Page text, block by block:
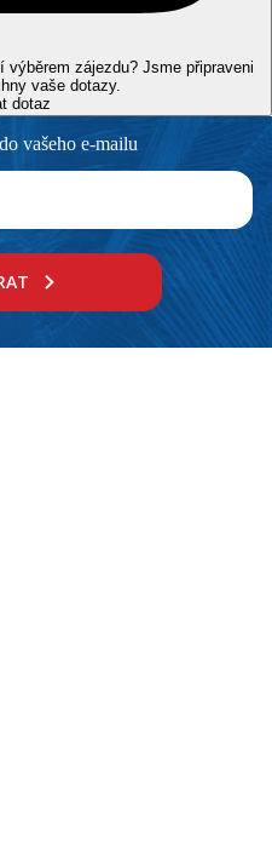
zdarma
výběrem zájezdu? Jsme připraveni
vaše dotazy.
dotaz
vašeho e-mailu